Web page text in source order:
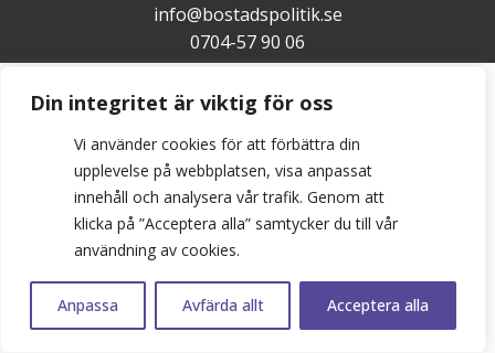
Din integritet är viktig för oss
Vi använder cookies för att förbättra din
upplevelse på webbplatsen, visa anpassat
innehåll och analysera vår trafik. Genom att
klicka på ”Acceptera alla” samtycker du till vår
användning av cookies.
Anpassa Avfärda allt Acceptera alla
info@bostadspolitik.se
0704-57 90 06